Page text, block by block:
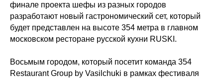
финале проекта шефы из разных городов
разработают новый гастрономический сет, который
будет представлен на высоте 354 метра в главном
московском ресторане русской кухни RUSKI.
Восьмым городом, который посетит команда 354
Restaurant Group by Vasilchuki в рамках фестиваля